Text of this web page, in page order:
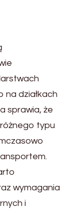
na działkach
sprawia, że
typu
wymagania
i